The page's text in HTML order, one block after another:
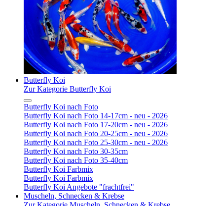
Butterfly Koi
Zur Kategorie Butterfly Koi
Butterfly Koi nach Foto
Butterfly Koi nach Foto 14-17cm - neu - 2026
Butterfly Koi nach Foto 17-20cm - neu - 2026
Butterfly Koi nach Foto 20-25cm - neu - 2026
Butterfly Koi nach Foto 25-30cm - neu - 2026
Butterfly Koi nach Foto 30-35cm
Butterfly Koi nach Foto 35-40cm
Butterfly Koi Farbmix
Butterfly Koi Farbmix
Butterfly Koi Angebote "frachtfrei"
Muscheln, Schnecken & Krebse